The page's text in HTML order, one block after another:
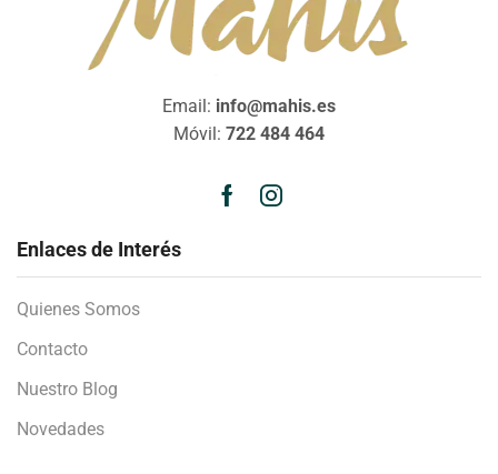
Email: info@mahis.es
Móvil: 722 484 464
Enlaces de Interés
Quienes Somos
Contacto
Nuestro Blog
Novedades